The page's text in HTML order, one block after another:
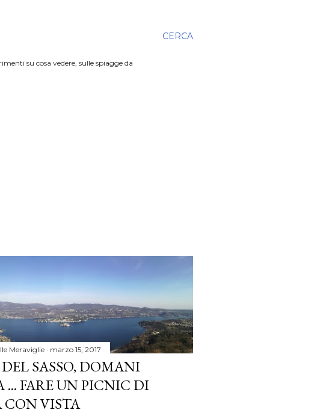
CERCA
su cosa vedere, sulle spiagge da
Meraviglie marzo 15, 2017
SASSO, DOMANI
FARE UN PICNIC DI
CON VISTA